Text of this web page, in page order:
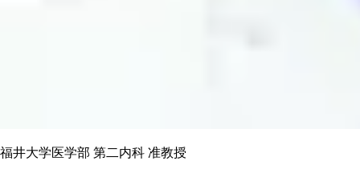
福井大学医学部 第二内科 准教授